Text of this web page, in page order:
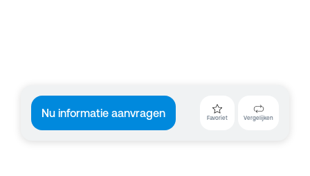
Nu informatie aanvragen Favoriet Vergelijken